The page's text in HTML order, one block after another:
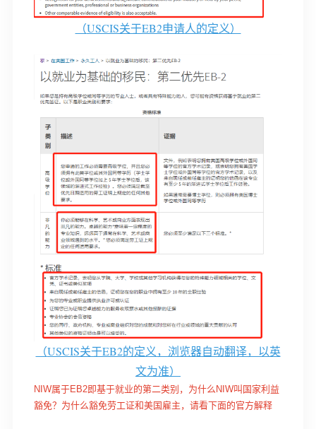
（USCIS关于EB2申请人的定义）
（USCIS关于EB2的定义，浏览器自动翻译，以英
文为准）
NIW属于EB2即基于就业的第二类别，为什么NIW叫国家利益
豁免？为什么豁免劳工证和美国雇主，请看下面的官方解释